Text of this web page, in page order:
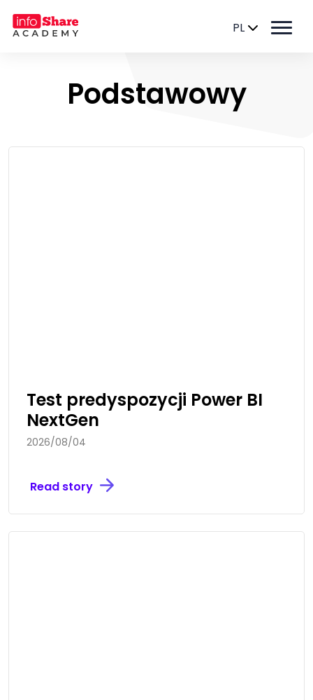
PL
Podstawowy
Test predyspozycji Power BI
NextGen
2026/08/04
Read story